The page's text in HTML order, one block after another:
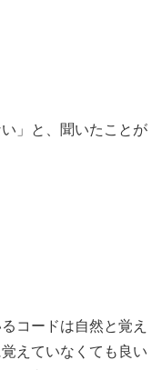
」と、聞いたことが
コードは自然と覚え
えていなくても良い